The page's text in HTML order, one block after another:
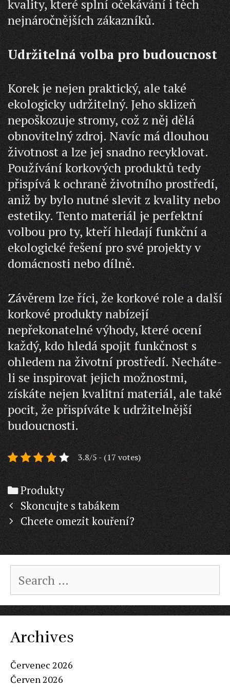
kvality, které splní očekávání i těch
nejnáročnějších zákazníků.
Udržitelná volba pro budoucnost
Korek je nejen praktický, ale také
ekologicky udržitelný. Jeho sklizeň
nepoškozuje stromy, což z něj dělá
obnovitelný zdroj. Navíc má dlouhou
životnost a lze jej snadno recyklovat.
Používání korkových produktů tedy
přispívá k ochraně životního prostředí,
aniž by bylo nutné slevit z kvality nebo
estetiky. Tento materiál je perfektní
volbou pro ty, kteří hledají funkční a
ekologické řešení pro své projekty v
domácnosti nebo dílně.
Závěrem lze říci, že korkové role a další
korkové produkty nabízejí
nepřekonatelné výhody, které ocení
každý, kdo hledá spojit funkčnost s
ohledem na životní prostředí. Necháte-
li se inspirovat jejich možnostmi,
získáte nejen kvalitní materiál, ale také
pocit, že přispíváte k udržitelnější
budoucnosti.
3.8/5 - (17 votes)
Categories
Produkty
Post
navigation
Skoncujte s tabákem
Chcete omezit kouření?
for:
Archives
Červenec 2026
Červen 2026